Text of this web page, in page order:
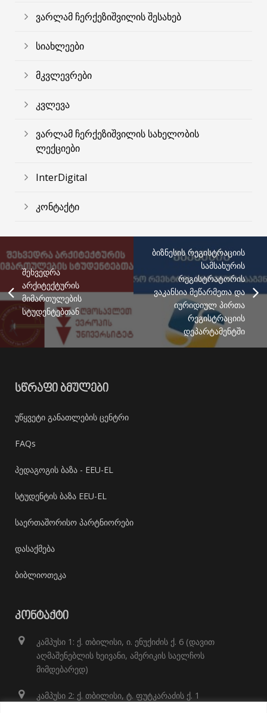
ვარლამ ჩერქეზიშვილის შესახებ
სიახლეები
მკვლევრები
კვლევა
ვარლამ ჩერქეზიშვილის სახელობის
ლექციები
InterDigital
კონტაქტი
შეხვედრა
არქიტექტურის
მიმართულების
სტუდენტებთან
ბიზნესის რეგისტრაციის
სამსახურის
რეგისტრატორის
ვაკანსია მეწარმეთა და
იურიდიულ პირთა
რეგისტრაციის
დეპარტამენტში
ᲡᲬᲠᲐᲤᲘ ᲑᲛᲣᲚᲔᲑᲘ
უწყვეტი განათლების ცენტრი
FAQs
პედაგოგის ბაზა - EEU-EL
სტუდენტის ბაზა EEU-EL
საერთაშორისო პარტნიორები
დასაქმება
ბიბლიოთეკა
ᲙᲝᲜᲢᲐᲥᲢᲘ
კამპუსი 1: ქ. თბილისი, ი. ენუქიძის ქ. 6 (დავით
აღმაშენებლის ხეივანი, ამერიკის საელჩოს
მიმდებარედ)
კამპუსი 2: ქ. თბილისი, ტ. ფუტკარაძის ქ. 1